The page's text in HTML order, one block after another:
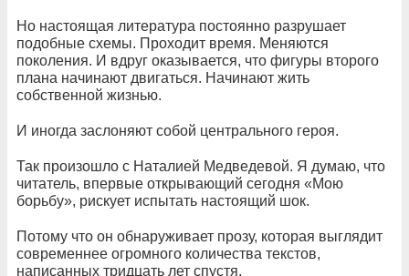
Но настоящая литература постоянно разрушает
подобные схемы. Проходит время. Меняются
поколения. И вдруг оказывается, что фигуры второго
плана начинают двигаться. Начинают жить
собственной жизнью.
И иногда заслоняют собой центрального героя.
Так произошло с Наталией Медведевой. Я думаю, что
читатель, впервые открывающий сегодня «Мою
борьбу», рискует испытать настоящий шок.
Потому что он обнаруживает прозу, которая выглядит
современнее огромного количества текстов,
написанных тридцать лет спустя.